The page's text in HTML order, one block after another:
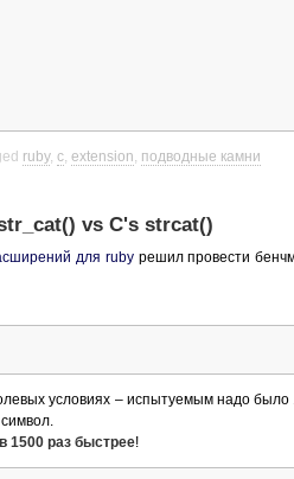
ruby, c, extension, подводные камни
vs C's strcat()
для rubyрешил провести
условиях – испытуемым надо было
в 1500 раз быстрее!